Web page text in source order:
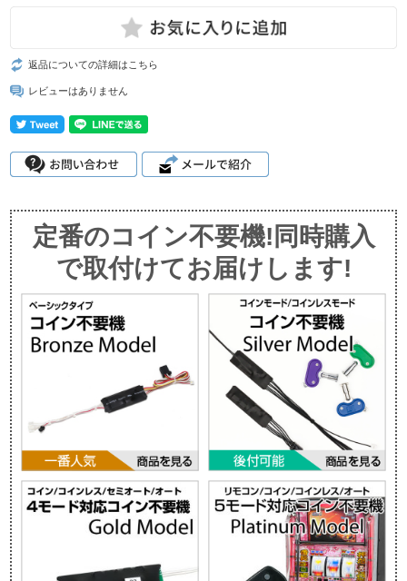
返品についての詳細はこちら
レビューはありません
定番のコイン不要機!同時購入
で取付けてお届けします!